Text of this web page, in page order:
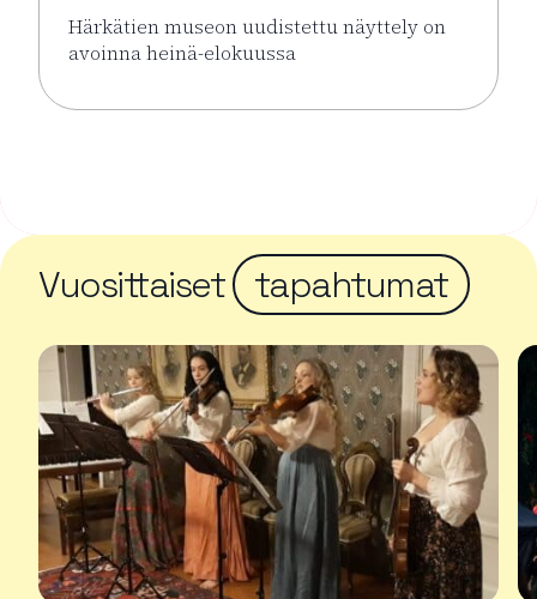
Härkätien museon uudistettu näyttely on
avoinna heinä-elokuussa
Lue lisää tapahtumasta Härkätien museon
Vuosittaiset tapahtumat